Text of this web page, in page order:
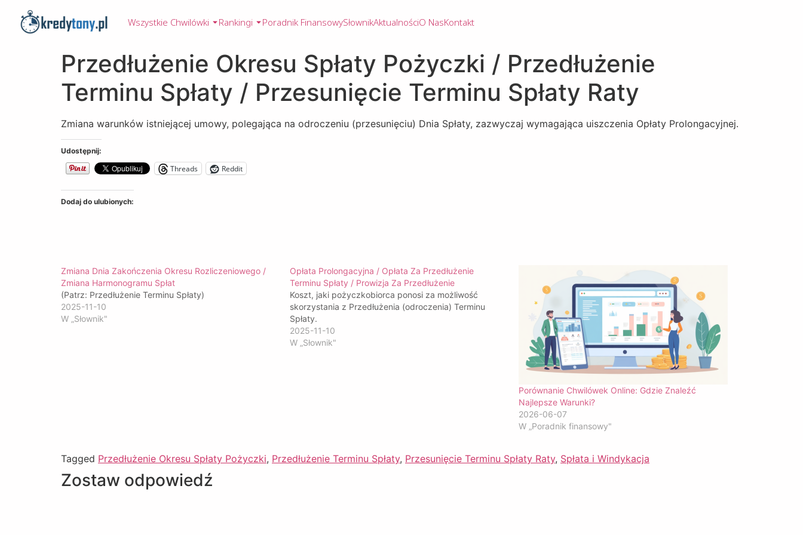
Wszystkie Chwilówki Rankingi Poradnik FinansowySłownikAktualnościO NasKontakt
Przedłużenie Okresu Spłaty Pożyczki / Przedłużenie
Terminu Spłaty / Przesunięcie Terminu Spłaty Raty
Zmiana warunków istniejącej umowy, polegająca na odroczeniu (przesunięciu) Dnia Spłaty, zazwyczaj wymagająca uiszczenia Opłaty Prolongacyjnej.
Udostępnij:
Threads Reddit
Dodaj do ulubionych:
Zmiana Dnia Zakończenia Okresu Rozliczeniowego /
Zmiana Harmonogramu Spłat
(Patrz: Przedłużenie Terminu Spłaty)
2025-11-10
W „Słownik"
Opłata Prolongacyjna / Opłata Za Przedłużenie
Terminu Spłaty / Prowizja Za Przedłużenie
Koszt, jaki pożyczkobiorca ponosi za możliwość
skorzystania z Przedłużenia (odroczenia) Terminu
Spłaty.
2025-11-10
W „Słownik"
Porównanie Chwilówek Online: Gdzie Znaleźć
Najlepsze Warunki?
2026-06-07
W „Poradnik finansowy"
Tagged Przedłużenie Okresu Spłaty Pożyczki, Przedłużenie Terminu Spłaty, Przesunięcie Terminu Spłaty Raty, Spłata i Windykacja
Zostaw odpowiedź